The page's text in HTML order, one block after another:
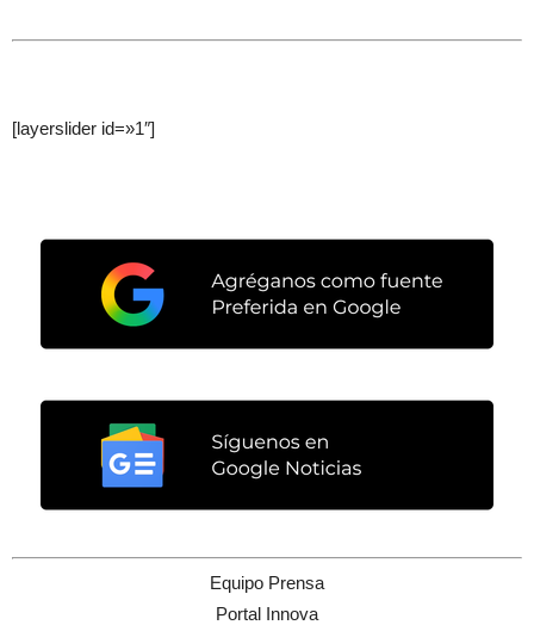
[layerslider id=»1″]
Equipo Prensa
Portal Innova